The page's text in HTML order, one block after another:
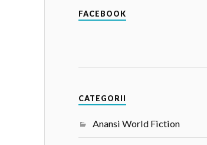
FACEBOOK
CATEGORII
Anansi World Fiction